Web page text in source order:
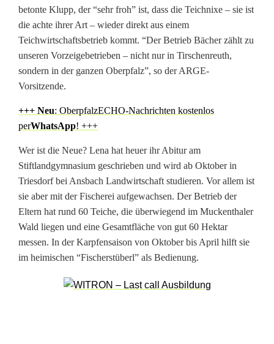
a
u
f
c
h
a
r
m
a
n
t
betonte Klupp, der “sehr froh” ist, dass die Teichnixe – sie ist
die achte ihrer Art – wieder direkt aus einem
Teichwirtschaftsbetrieb kommt. “Der Betrieb Bächer zählt zu
unseren Vorzeigebetrieben – nicht nur in Tirschenreuth,
sondern in der ganzen Oberpfalz”, so der ARGE-
Vorsitzende.
+++ Neu: OberpfalzECHO-Nachrichten kostenlos
perWhatsApp! +++
Wer ist die Neue? Lena hat heuer ihr Abitur am
Stiftlandgymnasium geschrieben und wird ab Oktober in
Triesdorf bei Ansbach Landwirtschaft studieren. Vor allem ist
sie aber mit der Fischerei aufgewachsen. Der Betrieb der
Eltern hat rund 60 Teiche, die überwiegend im Muckenthaler
Wald liegen und eine Gesamtfläche von gut 60 Hektar
messen. In der Karpfensaison von Oktober bis April hilft sie
im heimischen “Fischerstüberl” als Bedienung.